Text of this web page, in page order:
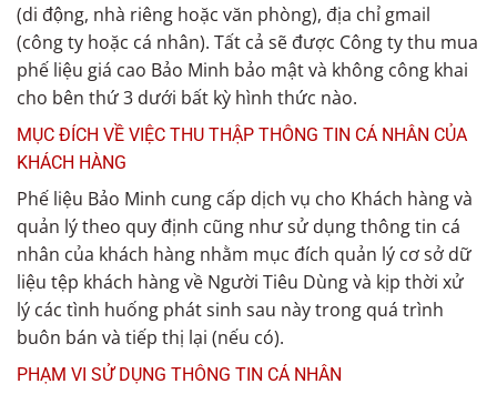
(di động, nhà riêng hoặc văn phòng), địa chỉ gmail
(công ty hoặc cá nhân). Tất cả sẽ được Công ty thu mua
phế liệu giá cao Bảo Minh bảo mật và không công khai
cho bên thứ 3 dưới bất kỳ hình thức nào.
MỤC ĐÍCH VỀ VIỆC THU THẬP THÔNG TIN CÁ NHÂN CỦA
KHÁCH HÀNG
Phế liệu Bảo Minh cung cấp dịch vụ cho Khách hàng và
quản lý theo quy định cũng như sử dụng thông tin cá
nhân của khách hàng nhằm mục đích quản lý cơ sở dữ
liệu tệp khách hàng về Người Tiêu Dùng và kịp thời xử
lý các tình huống phát sinh sau này trong quá trình
buôn bán và tiếp thị lại (nếu có).
PHẠM VI SỬ DỤNG THÔNG TIN CÁ NHÂN